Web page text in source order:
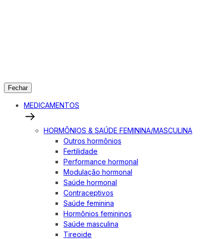
Fechar
MEDICAMENTOS
HORMÔNIOS & SAÚDE FEMININA/MASCULINA
Outros hormônios
Fertilidade
Performance hormonal
Modulação hormonal
Saúde hormonal
Contraceptivos
Saúde feminina
Hormônios femininos
Saúde masculina
Tireoide